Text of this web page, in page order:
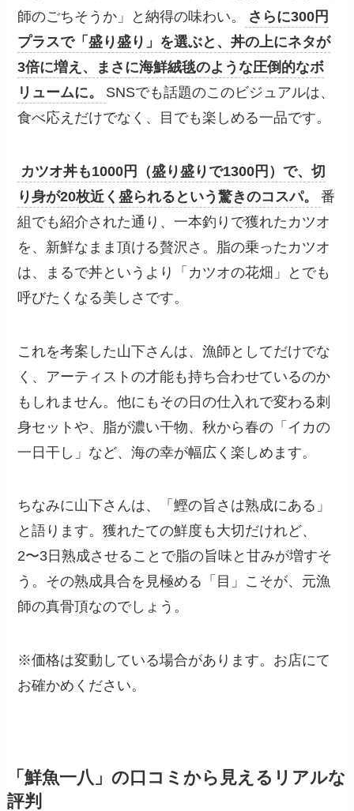
師のごちそうか」と納得の味わい。
さらに300円
プラスで「盛り盛り」を選ぶと、丼の上にネタが
3倍に増え、まさに海鮮絨毯のような圧倒的なボ
リュームに。
SNSでも話題のこのビジュアルは、
食べ応えだけでなく、目でも楽しめる一品です。
カツオ丼も1000円（盛り盛りで1300円）で、切
り身が20枚近く盛られるという驚きのコスパ。
番
組でも紹介された通り、一本釣りで獲れたカツオ
を、新鮮なまま頂ける贅沢さ。脂の乗ったカツオ
は、まるで丼というより「カツオの花畑」とでも
呼びたくなる美しさです。
これを考案した山下さんは、漁師としてだけでな
く、アーティストの才能も持ち合わせているのか
もしれません。他にもその日の仕入れで変わる刺
身セットや、脂が濃い干物、秋から春の「イカの
一日干し」など、海の幸が幅広く楽しめます。
ちなみに山下さんは、「鰹の旨さは熟成にある」
と語ります。獲れたての鮮度も大切だけれど、
2〜3日熟成させることで脂の旨味と甘みが増すそ
う。その熟成具合を見極める「目」こそが、元漁
師の真骨頂なのでしょう。
※価格は変動している場合があります。お店にて
お確かめください。
「鮮魚一八」の口コミから見えるリアルな
評判